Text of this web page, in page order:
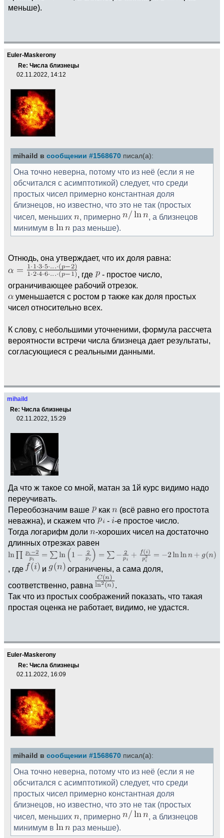
меньше).
Euler-Maskerony
Re: Числа близнецы
02.11.2022, 14:12
mihaild в сообщении #1568670 писал(а):
Она точно неверна, потому что из неё (если я не
обсчитался с асимптотикой) следует, что среди
простых чисел примерно константная доля
близнецов, но известно, что это не так (простых
чисел, меньших
, примерно
, а близнецов
минимум в
раз меньше).
Отнюдь, она утверждает, что их доля равна:
, где
- простое число,
ограничивающее рабочий отрезок.
уменьшается с ростом p также как доля простых
чисел относительно всех.
К слову, с небольшими уточненими, формула рассчета
вероятности встречи числа близнеца дает результаты,
согласующиеся с реальными данными.
mihaild
Re: Числа близнецы
02.11.2022, 15:29
Да что ж такое со мной, матан за 1й курс видимо надо
переучивать.
Переобозначим ваше
как
(всё равно его простота
неважна), и скажем что
- -е простое число.
Тогда логарифм доли
-хороших чисел на достаточно
длинных отрезках равен
, где и
ограничены, а сама доля,
соответственно, равна
.
Так что из простых соображений показать, что такая
простая оценка не работает, видимо, не удастся.
Euler-Maskerony
Re: Числа близнецы
02.11.2022, 16:09
mihaild в сообщении #1568670 писал(а):
Она точно неверна, потому что из неё (если я не
обсчитался с асимптотикой) следует, что среди
простых чисел примерно константная доля
близнецов, но известно, что это не так (простых
чисел, меньших
, примерно
, а близнецов
минимум в
раз меньше).